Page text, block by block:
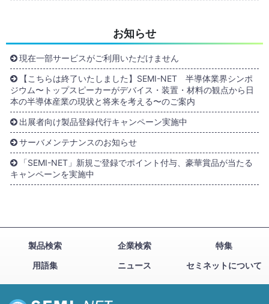
お知らせ
現在一部サービスがご利用いただけません
【こちらは終了いたしました】SEMI-NET 半導体業界シンポ
ジウム〜トップスピーカーがデバイス・装置・材料の観点から日
本の半導体産業の現状と将来を考える〜のご案内
出展者向け製品登録代行キャンペーン実施中
サーバメンテナンスのお知らせ
「SEMI-NET」新規ご登録でポイント付与、豪華賞品が当たる
キャンペーンを実施中
製品検索 企業検索
特集
用語集
ニュース セミネットについて